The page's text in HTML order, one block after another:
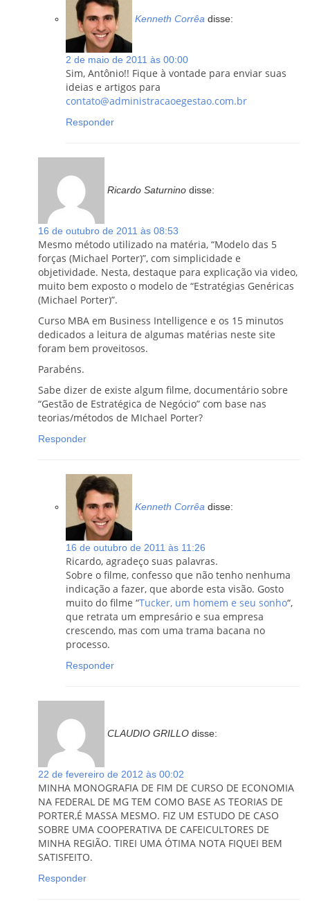
Kenneth Corrêa disse:
2 de maio de 2011 às 00:00
Sim, Antônio!! Fique à vontade para enviar suas
ideias e artigos para
contato@administracaoegestao.com.br
Responder
Ricardo Saturnino disse:
16 de outubro de 2011 às 08:53
Mesmo método utilizado na matéria, “Modelo das 5
forças (Michael Porter)”, com simplicidade e
objetividade. Nesta, destaque para explicação via video,
muito bem exposto o modelo de “Estratégias Genéricas
(Michael Porter)”.
Curso MBA em Business Intelligence e os 15 minutos
dedicados a leitura de algumas matérias neste site
foram bem proveitosos.
Parabéns.
Sabe dizer de existe algum filme, documentário sobre
“Gestão de Estratégica de Negócio” com base nas
teorias/métodos de MIchael Porter?
Responder
Kenneth Corrêa disse:
16 de outubro de 2011 às 11:26
Ricardo, agradeço suas palavras.
Sobre o filme, confesso que não tenho nenhuma
indicação a fazer, que aborde esta visão. Gosto
muito do filme “Tucker, um homem e seu sonho“,
que retrata um empresário e sua empresa
crescendo, mas com uma trama bacana no
processo.
Responder
CLAUDIO GRILLO disse:
22 de fevereiro de 2012 às 00:02
MINHA MONOGRAFIA DE FIM DE CURSO DE ECONOMIA
NA FEDERAL DE MG TEM COMO BASE AS TEORIAS DE
PORTER,É MASSA MESMO. FIZ UM ESTUDO DE CASO
SOBRE UMA COOPERATIVA DE CAFEICULTORES DE
MINHA REGIÃO. TIREI UMA ÓTIMA NOTA FIQUEI BEM
SATISFEITO.
Responder